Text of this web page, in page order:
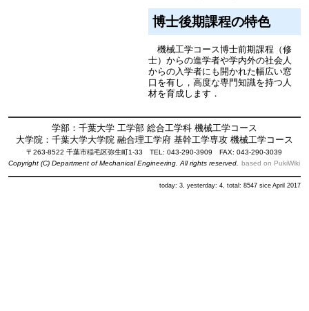
博士後期課程の特色
機械工学コース博士前期課程（修
士）からの進学者や学内外の社会人
からの入学者にも開かれた幅広い窓
口を有し，高度な専門知識を持つ人
材を育成します．
学部：千葉大学 工学部 総合工学科 機械工学コース
大学院：千葉大学大学院 融合理工学府 基幹工学専攻 機械工学コース
〒263-8522 千葉市稲毛区弥生町1-33 TEL: 043-290-3909 FAX: 043-290-3039
Copyright (C) Department of Mechanical Engineering. All rights reserved.
based on PukiWiki
today: 3, yesterday: 4, total: 8547 sice April 2017